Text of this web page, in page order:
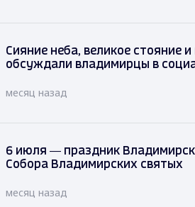
Сияние неба, великое стояние
обсуждали владимирцы в
месяц назад
6 июля — праздник
Собора Владимирских святых
месяц назад